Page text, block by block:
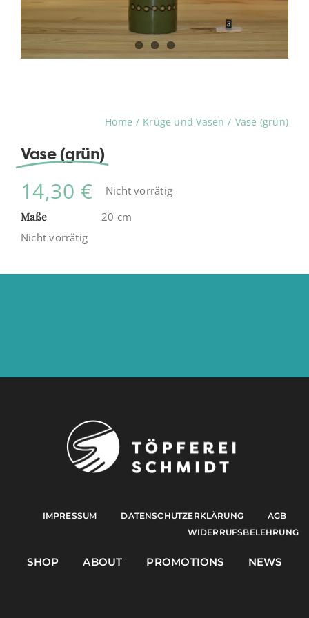
Home Krüge und Vasen Vase (grün)
Vase (grün)
14,30 €
Nicht vorrätig
Maße
20 cm
Nicht vorrätig
IMPRESSUM DATENSCHUTZERKLÄRUNG
AGB
WIDERRUFSBELEHRUNG
SHOP ABOUT PROMOTIONS NEWS